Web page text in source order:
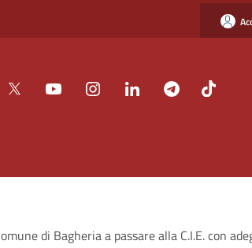
di Bagheria a passare alla C.I.E. con